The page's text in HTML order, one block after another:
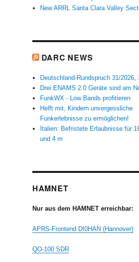
New ARRL Santa Clara Valley
DARC NEWS
Deutschland-Rundspruch 31/2026,
Drei ENAMS 2.0 Geräte sind am
FunkWX - Low Bands profitieren
Helft mit, Kindern unvergessliche
Funkerlebnisse zu ermöglichen!
Italien: Befristete Erlaubnisse für
und 4 m
HAMNET
Nur aus dem HAMNET erreichbar:
APRS-Frontend DI0HAN (Hannover)
QO-100 SDR